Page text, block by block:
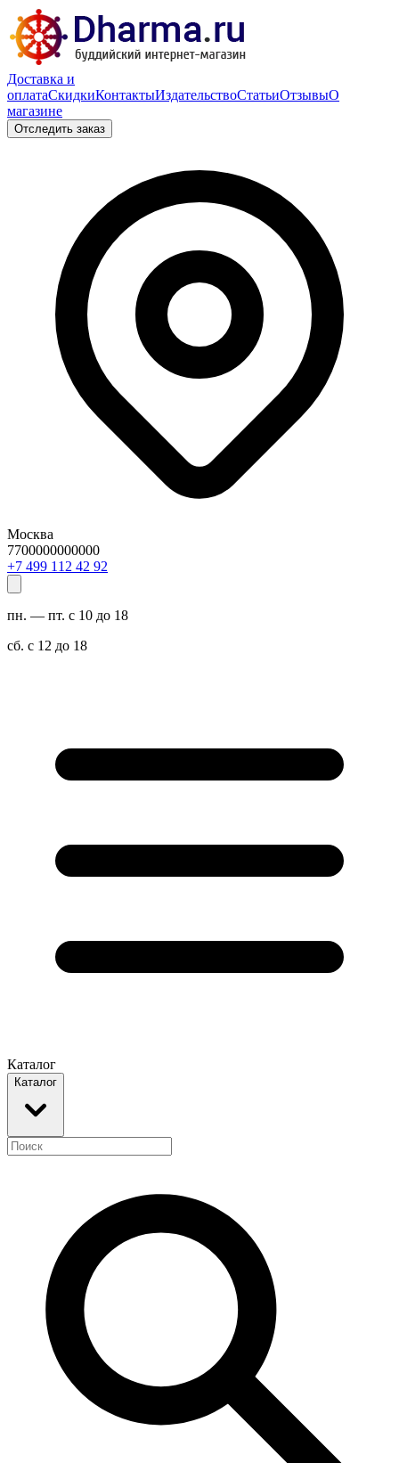
Доставка и
оплатаСкидкиКонтактыИздательствоСтатьиОтзывыО
магазине
Отследить заказ
Москва
7700000000000
29 24 211 994 7+
пн. — пт. с 10 до 18
сб. с 12 до 18
Каталог
Каталог